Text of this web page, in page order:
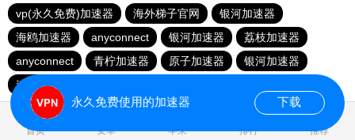
vp(永久免费)加速器
海外梯子官网
银河加速器
海鸥加速器
anyconnect 银河加速器
荔枝加速器
anyconnect
青柠加速器 原子加速器
银河加速器
速鹰666
首页 安卓 苹果 排行 推荐
永久免费使用的加速器 下载
0.490808s